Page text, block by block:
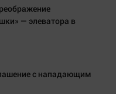
— элеватора в
с нападающим